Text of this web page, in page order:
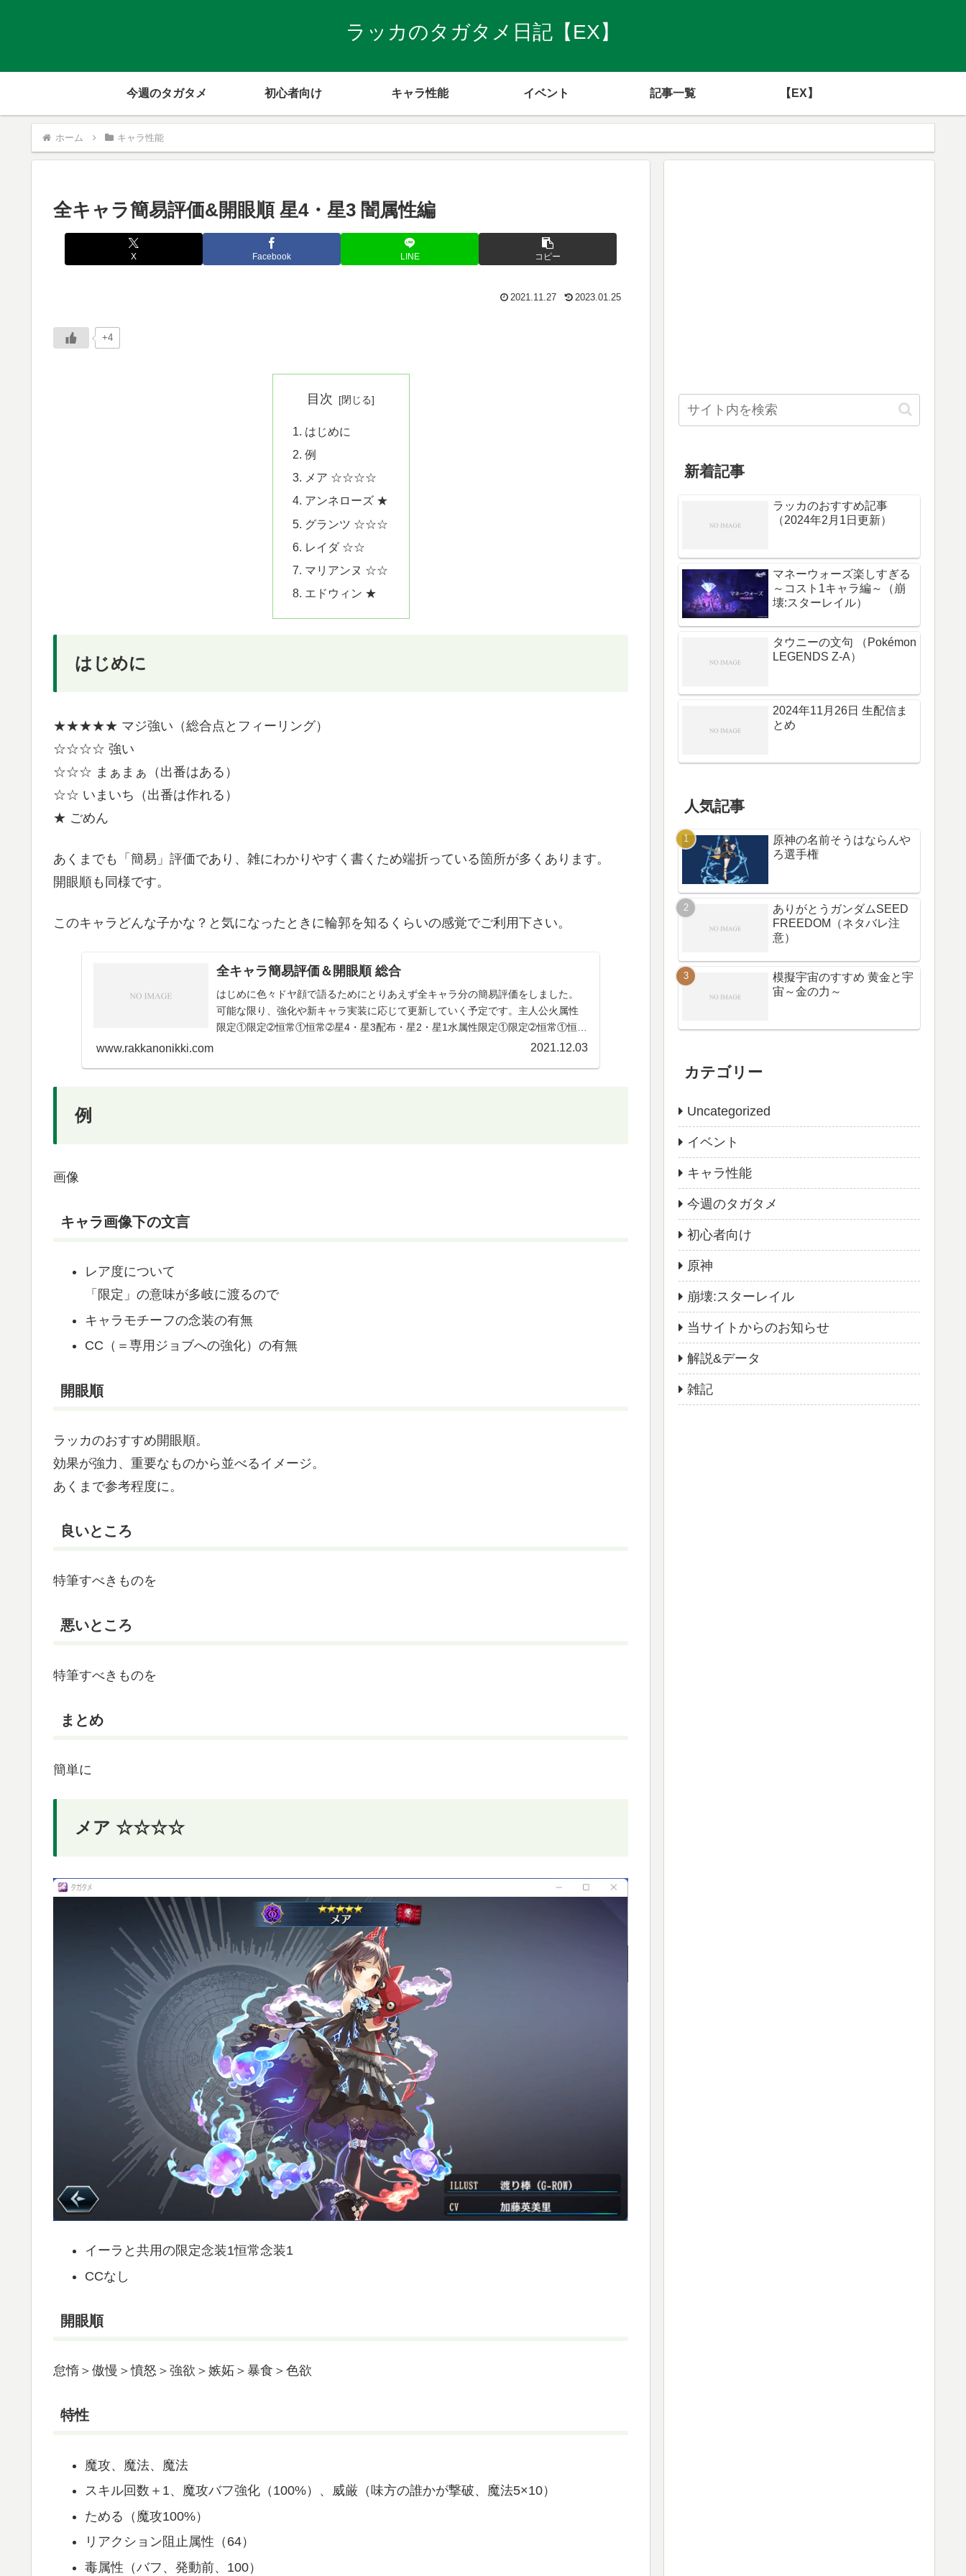
ラッカのタガタメ日記【EX】
今週のタガタメ 初心者向け キャラ性能 イベント 記事一覧 【EX】
ホーム キャラ性能
全キャラ簡易評価&開眼順 星4・星3 闇属性編
X Facebook LINE コピー
2021.11.27 2023.01.25
+4
目次
はじめに
例
メア ☆☆☆☆
アンネローズ ★
グランツ ☆☆☆
レイダ ☆☆
マリアンヌ ☆☆
エドウィン ★
はじめに
★★★★★ マジ強い（総合点とフィーリング）
☆☆☆☆ 強い
☆☆☆ まぁまぁ（出番はある）
☆☆ いまいち（出番は作れる）
★ ごめん
あくまでも「簡易」評価であり、雑にわかりやすく書くため端折っている箇所が多くあります。
開眼順も同様です。
このキャラどんな子かな？と気になったときに輪郭を知るくらいの感覚でご利用下さい。
全キャラ簡易評価＆開眼順 総合
はじめに色々ドヤ顔で語るためにとりあえず全キャラ分の簡易評価をしました。
可能な限り、強化や新キャラ実装に応じて更新していく予定です。主人公火属性
限定①限定➁恒常①恒常➁星4・星3配布・星2・星1水属性限定①限定➁恒常①恒常
www.rakkanonikki.com 2021.12.03
例
画像
キャラ画像下の文言
レア度について
「限定」の意味が多岐に渡るので
キャラモチーフの念装の有無
CC（＝専用ジョブへの強化）の有無
開眼順
ラッカのおすすめ開眼順。
効果が強力、重要なものから並べるイメージ。
あくまで参考程度に。
良いところ
特筆すべきものを
悪いところ
特筆すべきものを
まとめ
簡単に
メア ☆☆☆☆
イーラと共用の限定念装1恒常念装1
CCなし
開眼順
怠惰＞傲慢＞憤怒＞強欲＞嫉妬＞暴食＞色欲
特性
魔攻、魔法、魔法
スキル回数＋1、魔攻バフ強化（100%）、威厳（味方の誰かが撃破、魔法5×10）
ためる（魔攻100%）
リアクション阻止属性（64）
毒属性（バフ、発動前、100）
新着記事
ラッカのおすすめ記事
（2024年2月1日更新）
マネーウォーズ楽しすぎる
～コスト1キャラ編～（崩
壊:スターレイル）
タウニーの文句 （Pokémon
LEGENDS Z-A）
2024年11月26日 生配信ま
とめ
人気記事
原神の名前そうはならんや
ろ選手権
ありがとうガンダムSEED
FREEDOM（ネタバレ注
意）
模擬宇宙のすすめ 黄金と宇
宙～金の力～
カテゴリー
Uncategorized
イベント
キャラ性能
今週のタガタメ
初心者向け
原神
崩壊:スターレイル
当サイトからのお知らせ
解説&データ
雑記